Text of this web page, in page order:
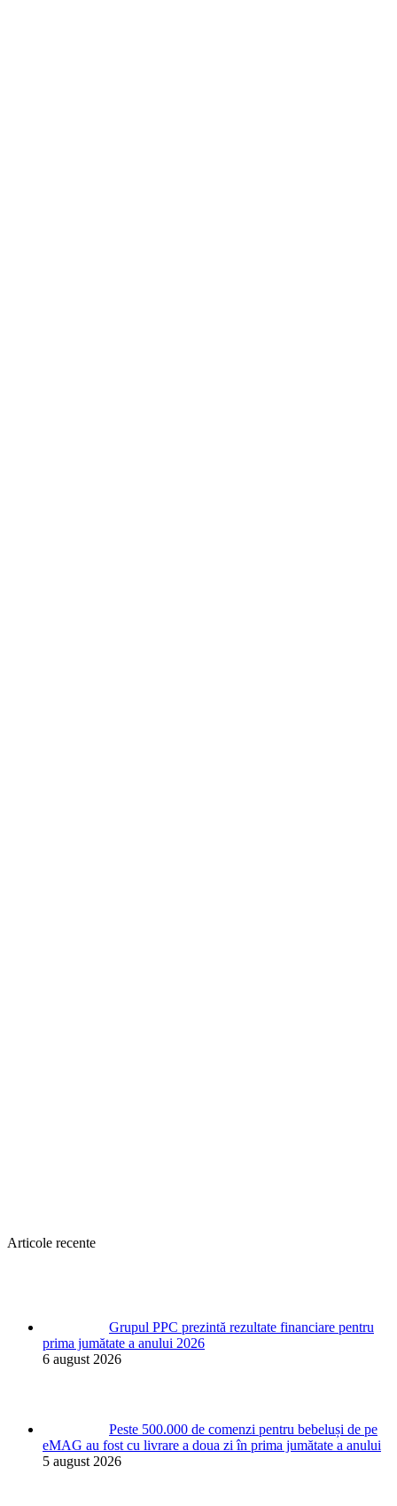
Articole recente
Grupul PPC prezintă rezultate financiare pentru
prima jumătate a anului 2026
6 august 2026
Peste 500.000 de comenzi pentru bebeluși de pe
eMAG au fost cu livrare a doua zi în prima jumătate a anului
5 august 2026